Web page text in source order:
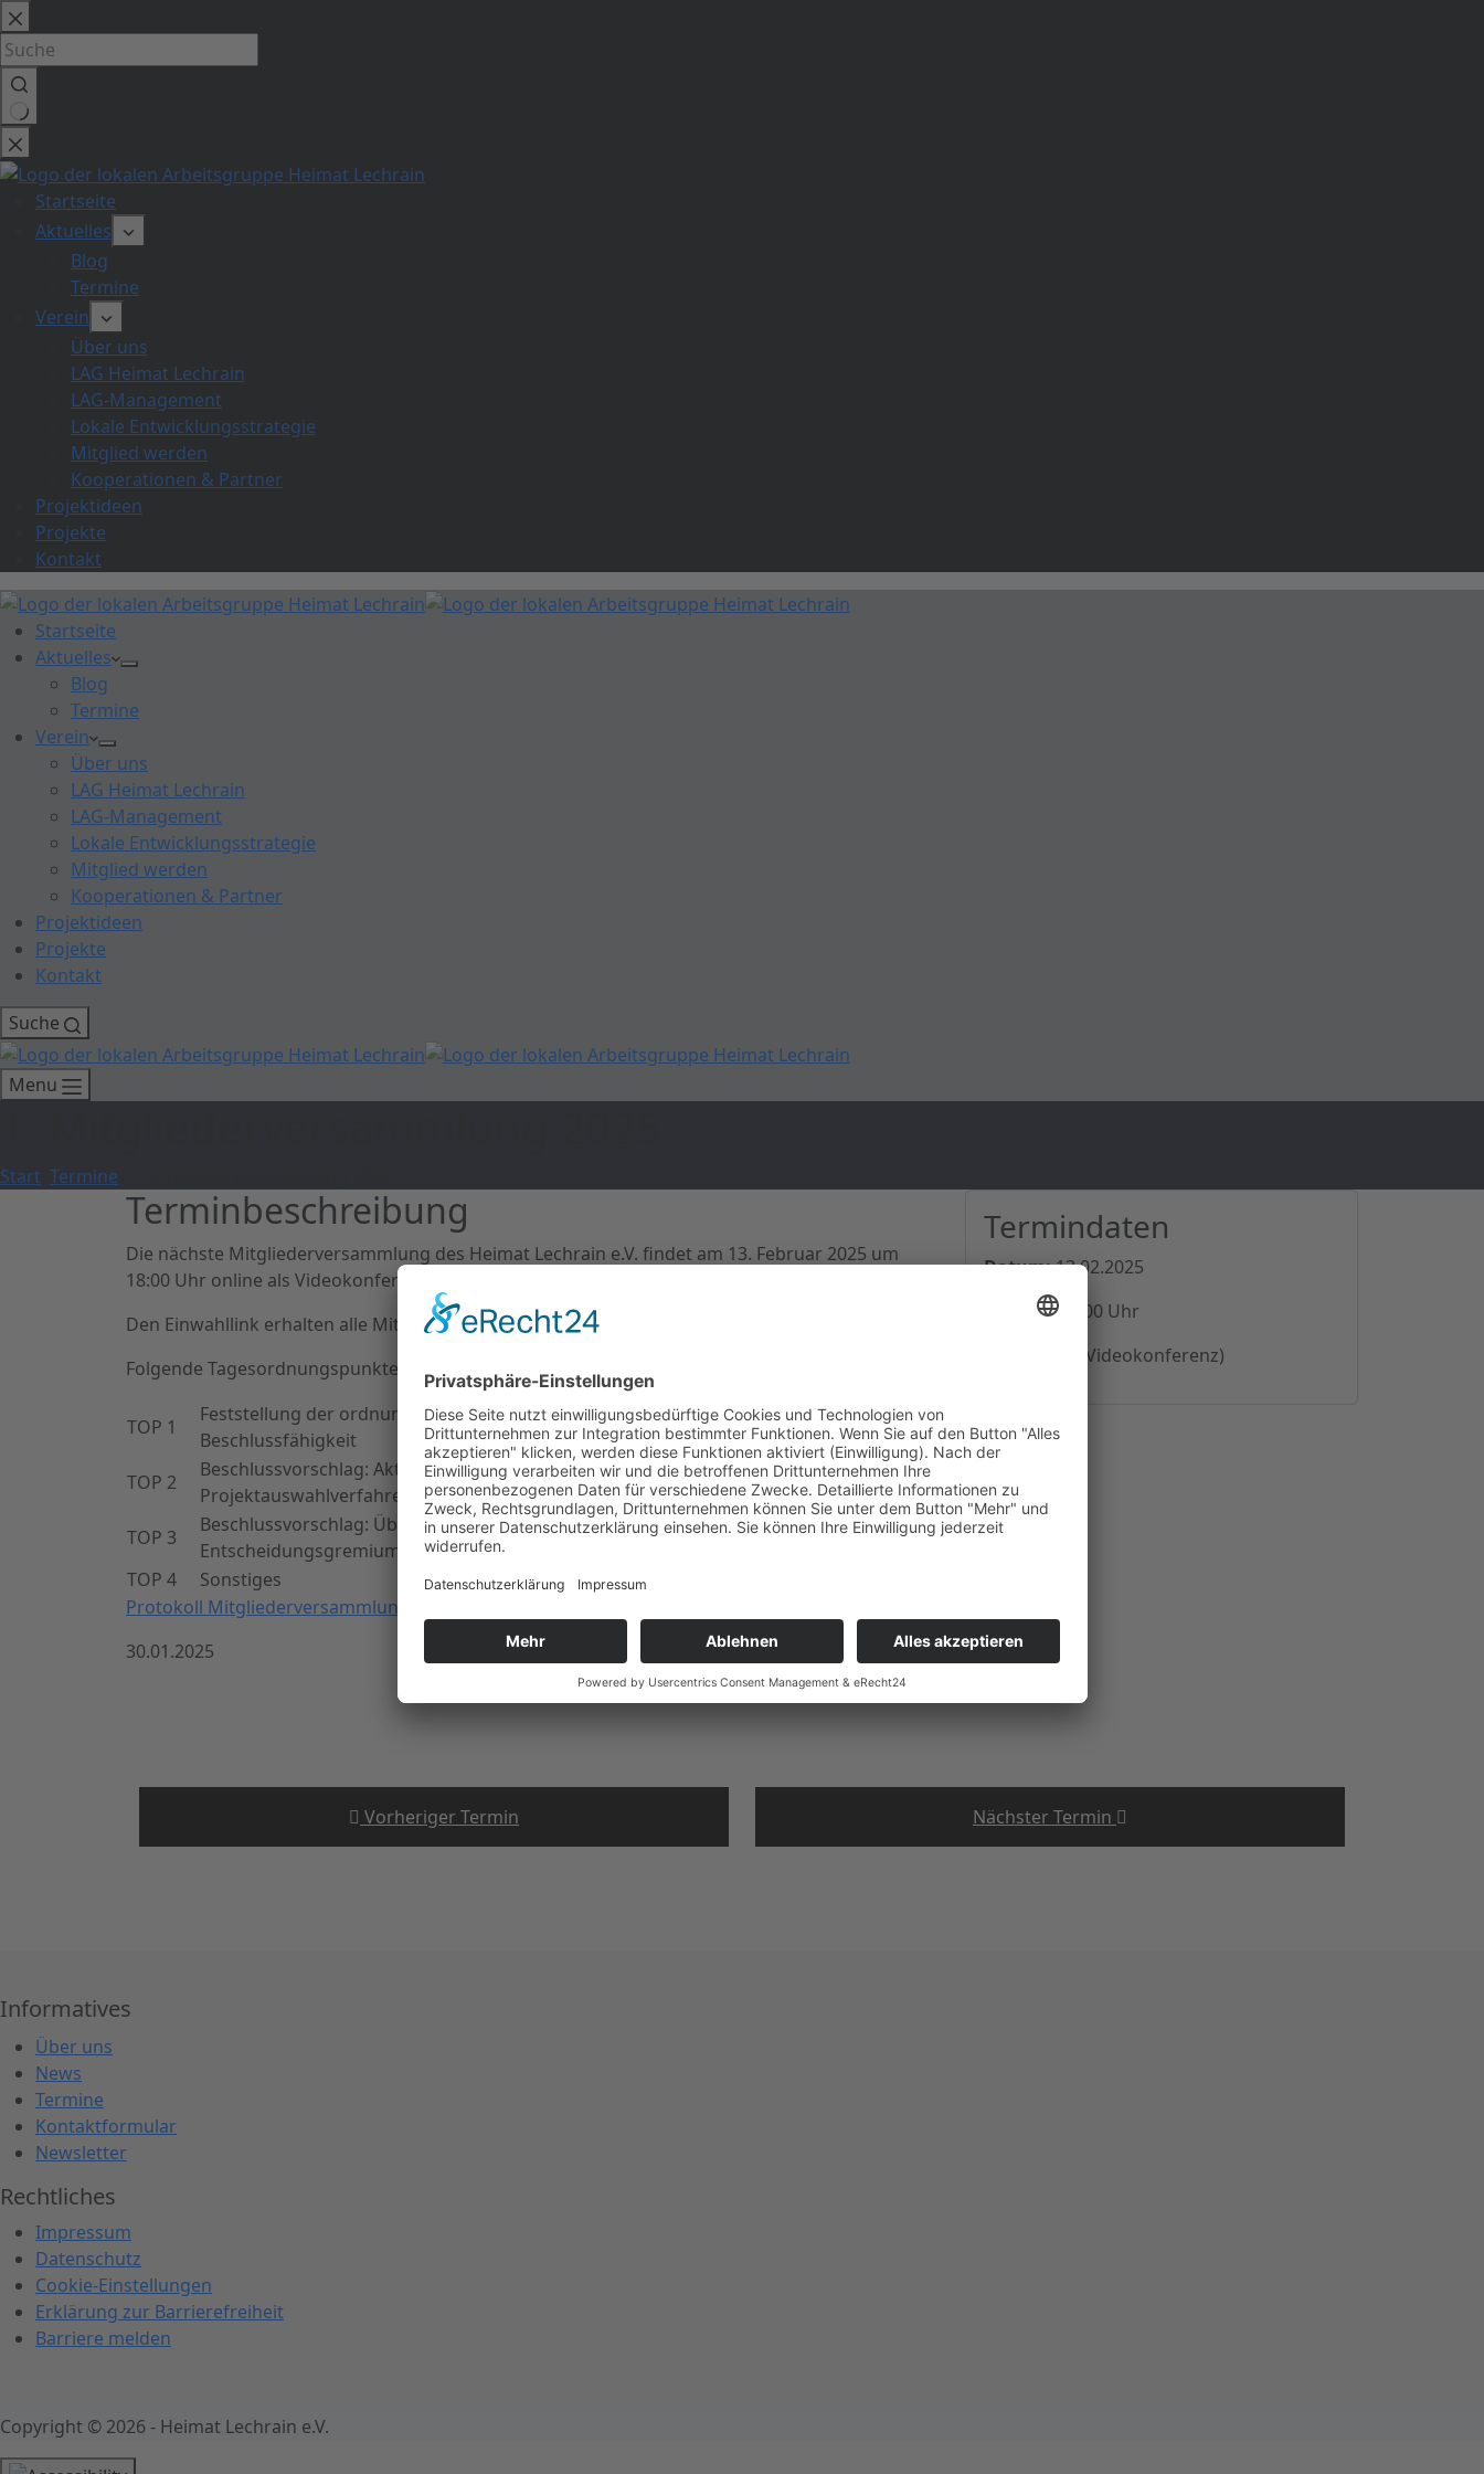
Zum
Inhalt
springen
Keine
Ergebnisse
Startseite
Aktuelles
Blog
Termine
Verein
Über uns
LAG Heimat Lechrain
LAG-Management
Lokale Entwicklungsstrategie
Mitglied werden
Kooperationen & Partner
Projektideen
Projekte
Kontakt
Startseite
Aktuelles
Blog
Termine
Verein
Über uns
LAG Heimat Lechrain
LAG-Management
Lokale Entwicklungsstrategie
Mitglied werden
Kooperationen & Partner
Projektideen
Projekte
Kontakt
Suche
Menu
Start Termine
Terminbeschreibung
Die nächste Mitgliederversammlung des Heimat Lechrain e.V. findet am 13. Februar 2025 um
18:00 Uhr online als Videokonferenz statt.
Den Einwahllink erhalten alle Mitglieder per E-Mail.
Folgende Tagesordnungspunkte sind vorgesehen:
TOP 1
Feststellung der ordnungsgemäßen Ladung und der
Beschlussfähigkeit
TOP 2
Beschlussvorschlag: Aktualisierung der Checkliste für das
Projektauswahlverfahren aus der Lokalen Entwicklungsstrategie
TOP 3
Beschlussvorschlag: Übertragung von Befugnissen an das
Entscheidungsgremium gemäß Satzung §7 Abs. 1
TOP 4
Sonstiges
Protokoll Mitgliederversammlung 13.02.2025
30.01.2025
Termindaten
Datum:13.02.2025
Uhrzeit:18:00 Uhr
online (Videokonferenz)
Vorheriger Termin Nächster Termin
Informatives
Über uns
News
Termine
Kontaktformular
Newsletter
Rechtliches
Impressum
Datenschutz
Cookie-Einstellungen
Erklärung zur Barrierefreiheit
Barriere melden
Copyright © 2026 - Heimat Lechrain e.V.